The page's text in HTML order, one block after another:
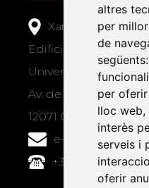
altres
per
de
següents:
per
lloc web,
interès
serveis i
oferir
Xarxa Vives
Edifici Àgora
Universitat Jaume I,
Av. de Vicent Sos
12071 Castelló de la
e-buc@vives.org
+34 964 72 89 93